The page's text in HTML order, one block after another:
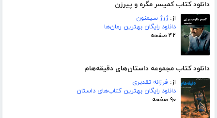
دانلود کتاب کمیسر مگره و پیرزن
از:ژرژ سیمنون
دانلود رایگان بهترین رمان‌ها
۴۲ صفحه
دانلود کتاب مجموعه داستان‌های دقیقه‌هام
از: فرزانه تقدیری
دانلود رایگان بهترین کتاب‌های داستان
۹۰ صفحه